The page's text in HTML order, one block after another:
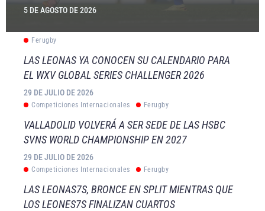
5 DE AGOSTO DE 2026
Ferugby
LAS LEONAS YA CONOCEN SU CALENDARIO PARA
EL WXV GLOBAL SERIES CHALLENGER 2026
29 DE JULIO DE 2026
Competiciones Internacionales Ferugby
VALLADOLID VOLVERÁ A SER SEDE DE LAS HSBC
SVNS WORLD CHAMPIONSHIP EN 2027
29 DE JULIO DE 2026
Competiciones Internacionales Ferugby
LAS LEONAS7S, BRONCE EN SPLIT MIENTRAS QUE
LOS LEONES7S FINALIZAN CUARTOS